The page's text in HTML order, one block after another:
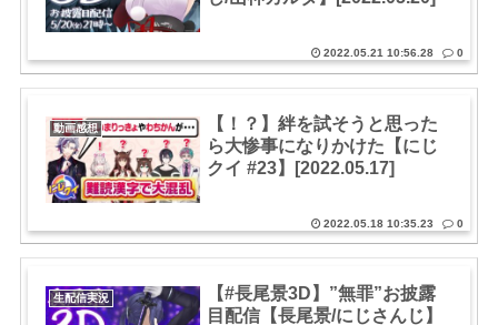
2022.05.21 10:56.28 0
動画感想
【！？】絆を試そうと思った
ら大惨事になりかけた【にじ
クイ #23】[2022.05.17]
2022.05.18 10:35.23 0
生配信実況
【#長尾景3D】”無罪”お披露
目配信【長尾景/にじさんじ】